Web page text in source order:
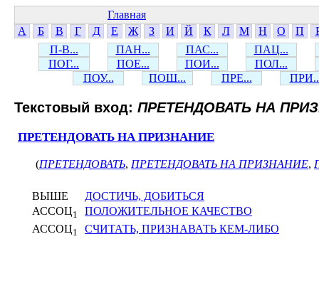
Главная
А
Б В Г Д Е Ж З И Й К Л М Н О П
П-В...
ПАН... ПАС...
ПАЦ...
ПОГ...
ПОЕ... ПОИ...
ПОЛ...
ПОУ...
ПОШ... ПРЕ...
Текстовый вход: ПРЕТЕНДОВАТЬ НА
ПРЕТЕНДОВАТЬ НА ПРИЗНАНИЕ
(ПРЕТЕНДОВАТЬ, ПРЕТЕНДОВАТЬ НА ПРИЗНАНИЕ,
ВЫШЕ
ДОСТИЧЬ, ДОБИТЬСЯ
АССОЦ1
ПОЛОЖИТЕЛЬНОЕ КАЧЕСТВО
АССОЦ1 СЧИТАТЬ, ПРИЗНАВАТЬ КЕМ-ЛИБО